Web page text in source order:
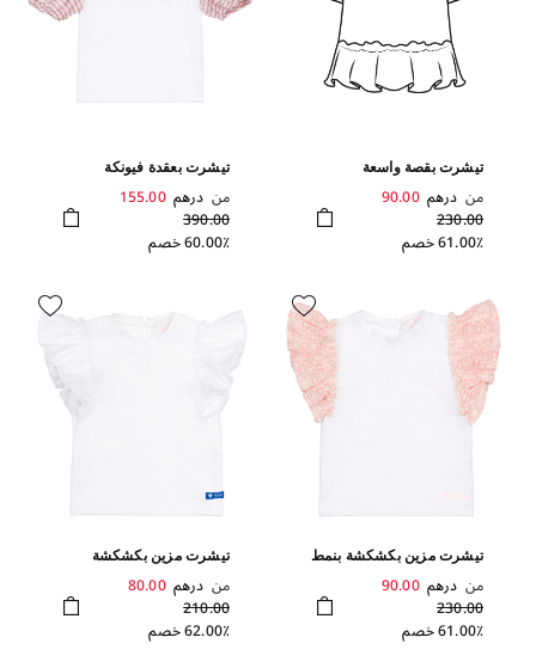
تيشرت بقصة واسعة
من درهم 90.00
230.00
61.00٪ خصم
تيشرت بعقدة فيونكة
من درهم 155.00
390.00
60.00٪ خصم
تيشرت مزين بكشكشة بنمط
من درهم 90.00
230.00
61.00٪ خصم
تيشرت مزين بكشكشة
من درهم 80.00
210.00
62.00٪ خصم